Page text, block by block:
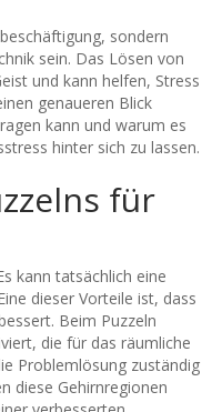
sondern
sein. Das Lösen von
und kann helfen, Stress
genaueren Blick
kann und warum es
hinter sich zu lassen.
für
kann tatsächlich eine
dieser Vorteile ist, dass
Beim Puzzeln
die für das räumliche
Problemlösung zuständig
diese Gehirnregionen